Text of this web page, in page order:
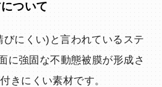
ついて
にくい)と言われているステ
に強固な不動態被膜が形成さ
きにくい素材です。